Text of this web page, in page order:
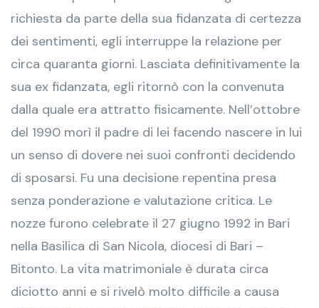
richiesta da parte della sua fidanzata di certezza
dei sentimenti, egli interruppe la relazione per
circa quaranta giorni. Lasciata definitivamente la
sua ex fidanzata, egli ritornò con la convenuta
dalla quale era attratto fisicamente. Nell’ottobre
del 1990 morì il padre di lei facendo nascere in lui
un senso di dovere nei suoi confronti decidendo
di sposarsi. Fu una decisione repentina presa
senza ponderazione e valutazione critica. Le
nozze furono celebrate il 27 giugno 1992 in Bari
nella Basilica di San Nicola, diocesi di Bari –
Bitonto. La vita matrimoniale è durata circa
diciotto anni e si rivelò molto difficile a causa